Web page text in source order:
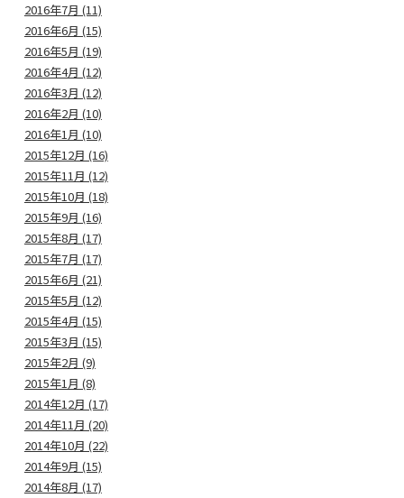
2016年7月 (11)
2016年6月 (15)
2016年5月 (19)
2016年4月 (12)
2016年3月 (12)
2016年2月 (10)
2016年1月 (10)
2015年12月 (16)
2015年11月 (12)
2015年10月 (18)
2015年9月 (16)
2015年8月 (17)
2015年7月 (17)
2015年6月 (21)
2015年5月 (12)
2015年4月 (15)
2015年3月 (15)
2015年2月 (9)
2015年1月 (8)
2014年12月 (17)
2014年11月 (20)
2014年10月 (22)
2014年9月 (15)
2014年8月 (17)